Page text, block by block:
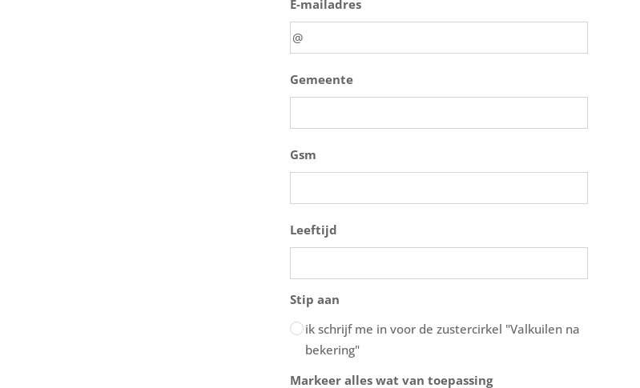
E-mailadres
Gemeente
Gsm
Leeftijd
Stip aan
ik schrijf me in voor de zustercirkel "Valkuilen na
bekering"
Markeer alles wat van toepassing